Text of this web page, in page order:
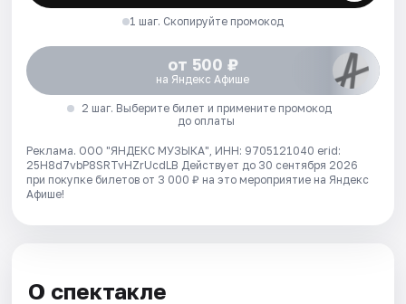
1 шаг. Скопируйте промокод
от 500 ₽
на Яндекс Афише
2 шаг. Выберите билет и примените промокод
до оплаты
Реклама. ООО "ЯНДЕКС МУЗЫКА", ИНН: 9705121040 erid:
25H8d7vbP8SRTvHZrUcdLB Действует до 30 сентября 2026
при покупке билетов от 3 000 ₽ на это мероприятие на Яндекс
Афише!
О спектакле